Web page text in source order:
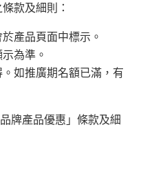
款及細則：
產品頁面中標示。
為準。
如推廣期名額已滿，有
牌產品優惠」條款及細